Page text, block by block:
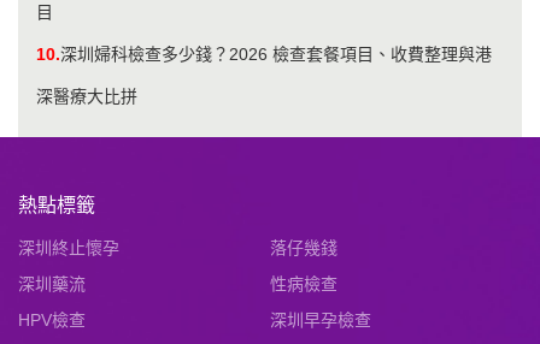
目
10.深圳婦科檢查多少錢？2026 檢查套餐項目、收費整理與港
深醫療大比拼
熱點標籤
深圳終止懷孕
落仔幾錢
深圳藥流
性病檢查
HPV檢查
深圳早孕檢查